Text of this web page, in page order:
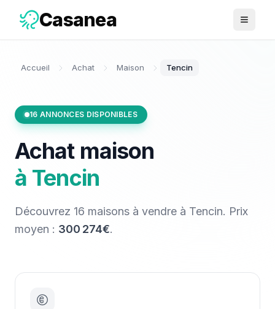
Casanea Ouvrir
Accueil Achat Maison Tencin
16 ANNONCES DISPONIBLES
Achat maison
à Tencin
Découvrez 16 maisons à vendre à Tencin. Prix
moyen : 300 274€.